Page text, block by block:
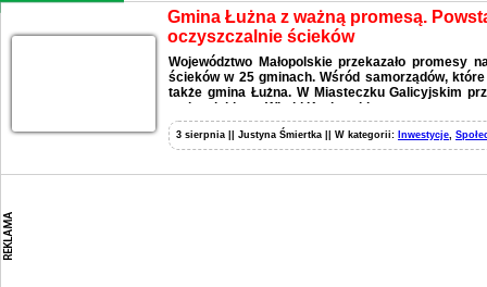
Gmina Łużna z ważną promesą.
oczyszczalnie ścieków
Województwo Małopolskie przekazało promesy
ścieków w 25 gminach. Wśród samorządów,
także gmina Łużna. W Miasteczku Galicyjskim
małopolskiego, Witold Kozłowski.
3 sierpnia || Justyna Śmiertka || W kategorii: Inwestycje